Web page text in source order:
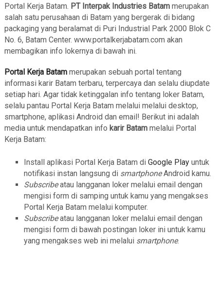
Portal Kerja Batam. PT Interpak Industries Batam merupakan
salah satu perusahaan di Batam yang bergerak di bidang
packaging yang beralamat di Puri Industrial Park 2000 Blok C
No. 6, Batam Center. www.portalkerjabatam.com akan
membagikan info lokernya di bawah ini.
Portal Kerja Batammerupakan sebuah portal tentang
informasi karir Batam terbaru, terpercaya dan selalu diupdate
setiap hari. Agar tidak ketinggalan info tentang loker Batam,
selalu pantau Portal Kerja Batam melalui melalui desktop,
smartphone, aplikasi Android dan email! Berikut ini adalah
media untuk mendapatkan info karir Batammelalui Portal
Kerja Batam:
Install aplikasi Portal Kerja Batam di Google Playuntuk
notifikasi instan langsung di smartphoneAndroid kamu.
Subscribeatau langganan loker melalui email dengan
mengisi form di samping untuk kamu yang mengakses
Portal Kerja Batam melalui komputer.
Subscribeatau langganan loker melalui email dengan
mengisi form di bawah postingan loker ini untuk kamu
yang mengakses web ini melalui smartphone.